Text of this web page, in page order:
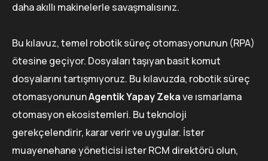
daha akıllı makinelerle savaşmalısınız.
Bu kılavuz, temel robotik süreç otomasyonunun (RPA)
ötesine geçiyor. Dosyaları taşıyan basit komut
dosyalarını tartışmıyoruz. Bu kılavuzda, robotik süreç
otomasyonununAgentik Yapay Zekave ısmarlama
otomasyon ekosistemleri. Bu teknoloji
gerekçelendirir, karar verir ve uygular. İster
muayenehane yöneticisi ister RCM direktörü olun,